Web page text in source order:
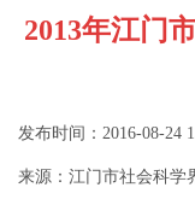
2013年江门
发布时间：2016-08-24
来源：江门市社会科学